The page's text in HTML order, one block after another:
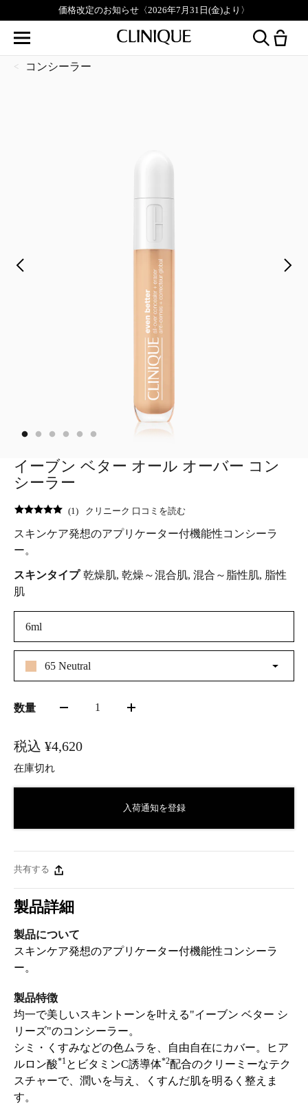
価格改定のお知らせ〈2026年7月31日(金)より〉
コンシーラー
イーブン ベター オール オーバー コン
シーラー
(1) クリニーク 口コミを読む
スキンケア発想のアプリケーター付機能性コンシーラ
ー。
スキンタイプ 乾燥肌, 乾燥～混合肌, 混合～脂性肌, 脂性
肌
6ml
65 Neutral
数量 1
入荷通知を登録
税込 ¥4,620
在庫切れ
共有する
製品詳細
製品について
スキンケア発想のアプリケーター付機能性コンシーラ
ー。
製品特徴
均一で美しいスキントーンを叶える"イーブン ベター シ
リーズ"のコンシーラー。
シミ・くすみなどの色ムラを、自由自在にカバー。ヒア
ルロン酸*1 とビタミンC誘導体*2配合のクリーミーなテク
スチャーで、潤いを与え、くすんだ肌を明るく整えま
す。